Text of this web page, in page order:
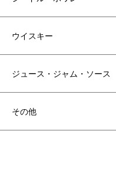
ウイスキー
ジュース・ジャム・ソース
その他